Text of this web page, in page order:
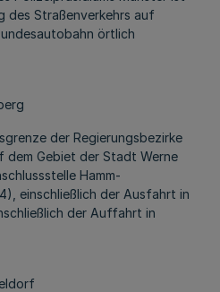
des Straßenverkehrs auf
örtlich
der Regierungsbezirke
dem Gebiet der Stadt Werne
Hamm-
einschließlich der Ausfahrt in
der Auffahrt in